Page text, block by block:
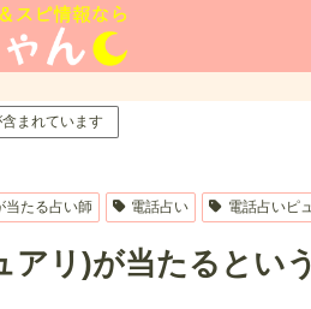
含まれています
当たる占い師 電話占い 電話占いピ
アリ)が当たるとい